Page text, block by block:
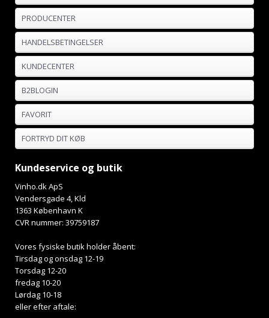
PRODUCENTER
HANDELSBETINGELSER
KUNDECENTER
B2BLOGIN
FAVORIT
FORTRYD DIT KØB
Kundeservice og butik
Vinho.dk ApS
Vendersgade 4, Kld
1363 København K
CVR nummer: 39759187
Vores fysiske butik holder åbent:
Tirsdag og onsdag 12-19
Torsdag 12-20
fredag 10-20
Lørdag 10-18
eller efter aftale: